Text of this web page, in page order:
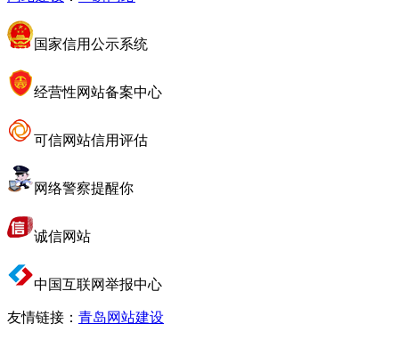
国家信用公示系统
经营性网站备案中心
可信网站信用评估
网络警察提醒你
诚信网站
中国互联网举报中心
友情链接： 青岛网站建设